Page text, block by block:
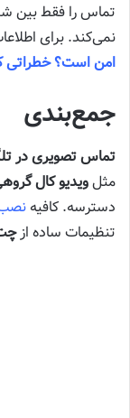
تماس را فقط بین
نمی‌کند. برای
امن است؟
جمع‌بندی
تماس تصویری در
مثلویدیو کال
دسترسه. کافیه
تنظیمات ساده از